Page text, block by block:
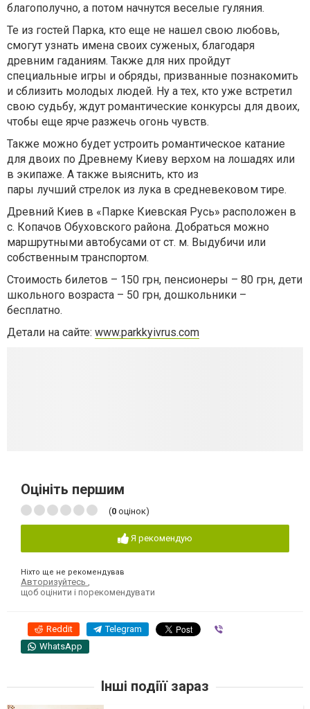
благополучно, а потом начнутся веселые гуляния.
Те из гостей Парка, кто еще не нашел свою любовь,
смогут узнать имена своих суженых, благодаря
древним гаданиям. Также для них пройдут
специальные игры и обряды, призванные познакомить
и сблизить молодых людей. Ну а тех, кто уже встретил
свою судьбу, ждут романтические конкурсы для двоих,
чтобы еще ярче разжечь огонь чувств.
Также можно будет устроить романтическое катание
для двоих по Древнему Киеву верхом на лошадях или
в экипаже. А также выяснить, кто из
пары лучший стрелок из лука в средневековом тире.
Древний Киев в «Парке Киевская Русь» расположен в
с. Копачов Обуховского района. Добраться можно
маршрутными автобусами от ст. м. Выдубичи или
собственным транспортом.
Стоимость билетов – 150 грн, пенсионеры – 80 грн, дети
школьного возраста – 50 грн, дошкольники –
бесплатно.
Детали на сайте: www.parkkyivrus.com
Оцініть першим
(0 оцінок)
Я рекомендую
Ніхто ще не рекомендував
Авторизуйтесь ,
щоб оцінити і порекомендувати
Reddit Telegram
WhatsApp
Інші подіїї зараз